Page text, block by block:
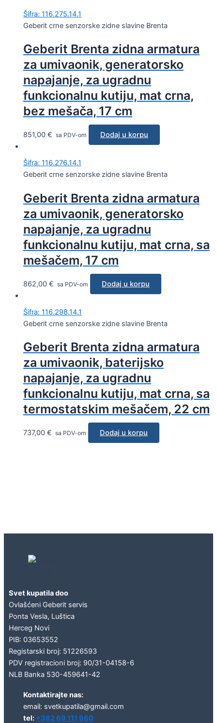
Šifra: 116.275.14.1
Geberit crne senzorske zidne slavine Brenta
Geberit Brenta zidna armatura
za umivaonik, generatorsko
napajanje, za ugradnu
funkcionalnu kutiju, mat crna,
bez mešača, 17 cm
851,00 € sa PDV-om Dodaj u korpu
Šifra: 116.276.14.1
Geberit crne senzorske zidne slavine Brenta
Geberit Brenta zidna armatura
za umivaonik, generatorsko
napajanje, za ugradnu
funkcionalnu kutiju, mat crna, sa
mešačem, 17 cm
862,00 € sa PDV-om Dodaj u korpu
Šifra: 116.298.14.1
Geberit crne senzorske zidne slavine Brenta
Geberit Brenta zidna armatura
za umivaonik, baterijsko
napajanje, za ugradnu
funkcionalnu kutiju, mat crna, sa
termostatskim mešačem, 22 cm
737,00 € sa PDV-om Dodaj u korpu
Svet kupatila doo
Ovlašćeni Geberit servis
Ponta Vesla, Luštica
Herceg Novi
PIB: 03653552
Registarski broj: 51226593
PDV registracioni broj: 90/31-04158-6
NLB Banka 530-459641-42
Kontaktirajte nas:
email: svetkupatila@gmail.com
tel: +382 69 111 960